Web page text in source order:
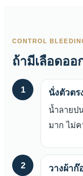
CONTROL
ถ้ามีเลือดออ
1 นั่งตัวตร
น้ำลายป
มาก ไม่
2 วางผ้าก๊